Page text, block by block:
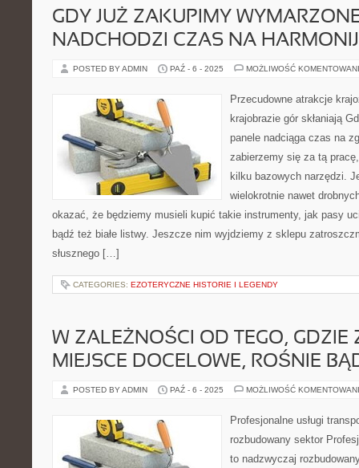
GDY JUŻ ZAKUPIMY
NADCHODZI CZAS NA
POSTED BY ADMIN PAŹ - 6 - 2025 MOŻLIWOŚĆ
Przecudowne atrakcje
krajobrazie gór skłaniają
panele nadciąga czas na
zabierzemy się za tą
kilku bazowych narzędzi.
wielokrotnie nawet
okazać, że będziemy musieli kupić takie instrumenty, jak pasy
bądź też białe listwy. Jeszcze nim wyjdziemy z sklepu
słusznego […]
CATEGORIES: EZOTERYCZNE HISTORIE I LEGENDY
W ZALEŻNOŚCI OD TEGO, GDZIE
MIEJSCE DOCELOWE, ROŚNIE
POSTED BY ADMIN PAŹ - 6 - 2025 MOŻLIWOŚĆ
Profesjonalne usługi
rozbudowany sektor
to nadzwyczaj